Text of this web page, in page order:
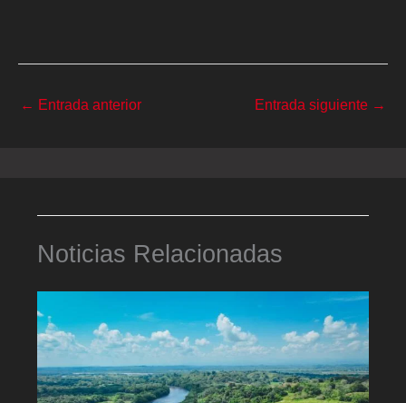
← Entrada anterior Entrada siguiente →
Noticias Relacionadas